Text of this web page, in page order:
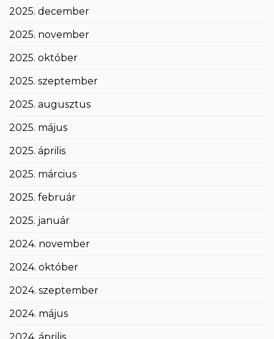
2025. december
2025. november
2025. október
2025. szeptember
2025. augusztus
2025. május
2025. április
2025. március
2025. február
2025. január
2024. november
2024. október
2024. szeptember
2024. május